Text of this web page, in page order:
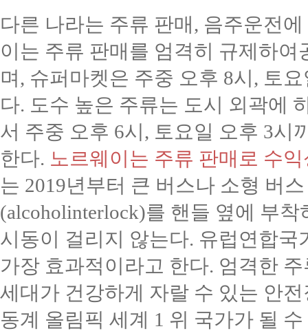
다른 나라는 주류 판매, 음주운전
이는 주류 판매를 엄격히 규제하여
며, 슈퍼마켓은 주중 오후 8시, 토
다. 도수 높은 주류는 도시 외곽에
서 주중 오후 6시, 토요일 오후 3시
한다. 노르웨이는 주류 판매로 수
는 2019년부터 큰 버스나 소형 버
(alcoholinterlock)를 핸들 옆에 부
시동이 걸리지 않는다. 유럽연합국
가장 효과적이라고 한다. 엄격한
세대가 건강하게 자랄 수 있는 안
동계 올림픽 세계 1 위 국가가 될